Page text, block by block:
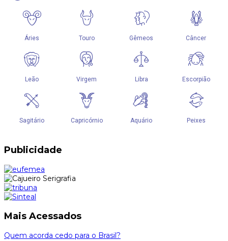
Publicidade
Mais Acessados
Quem acorda cedo para o Brasil?